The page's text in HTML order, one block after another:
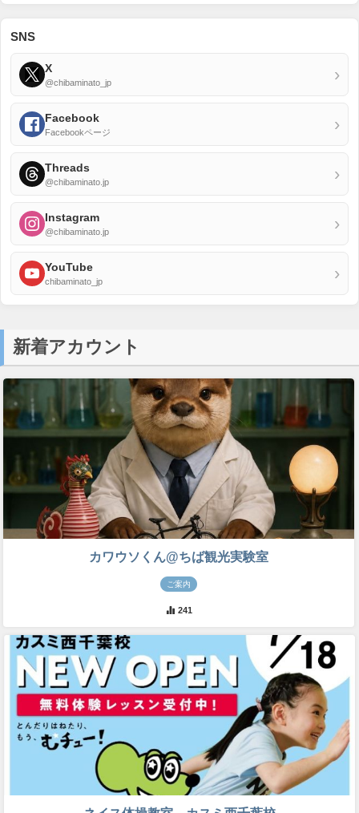
SNS
X
@chibaminato_jp ›
Facebook
Facebookページ ›
Threads
@chibaminato.jp ›
Instagram
@chibaminato.jp ›
YouTube
chibaminato_jp ›
新着アカウント
カワウソくん@ちば観光実験室
ご案内
241